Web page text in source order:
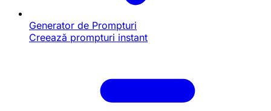
Generator de Prompturi
Creează prompturi instant